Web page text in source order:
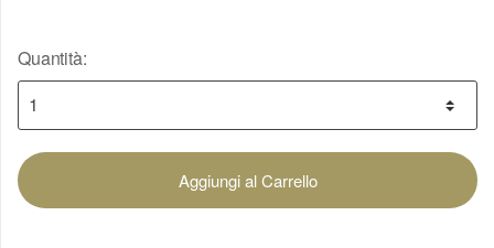
Quantità:
Aggiungi al Carrello